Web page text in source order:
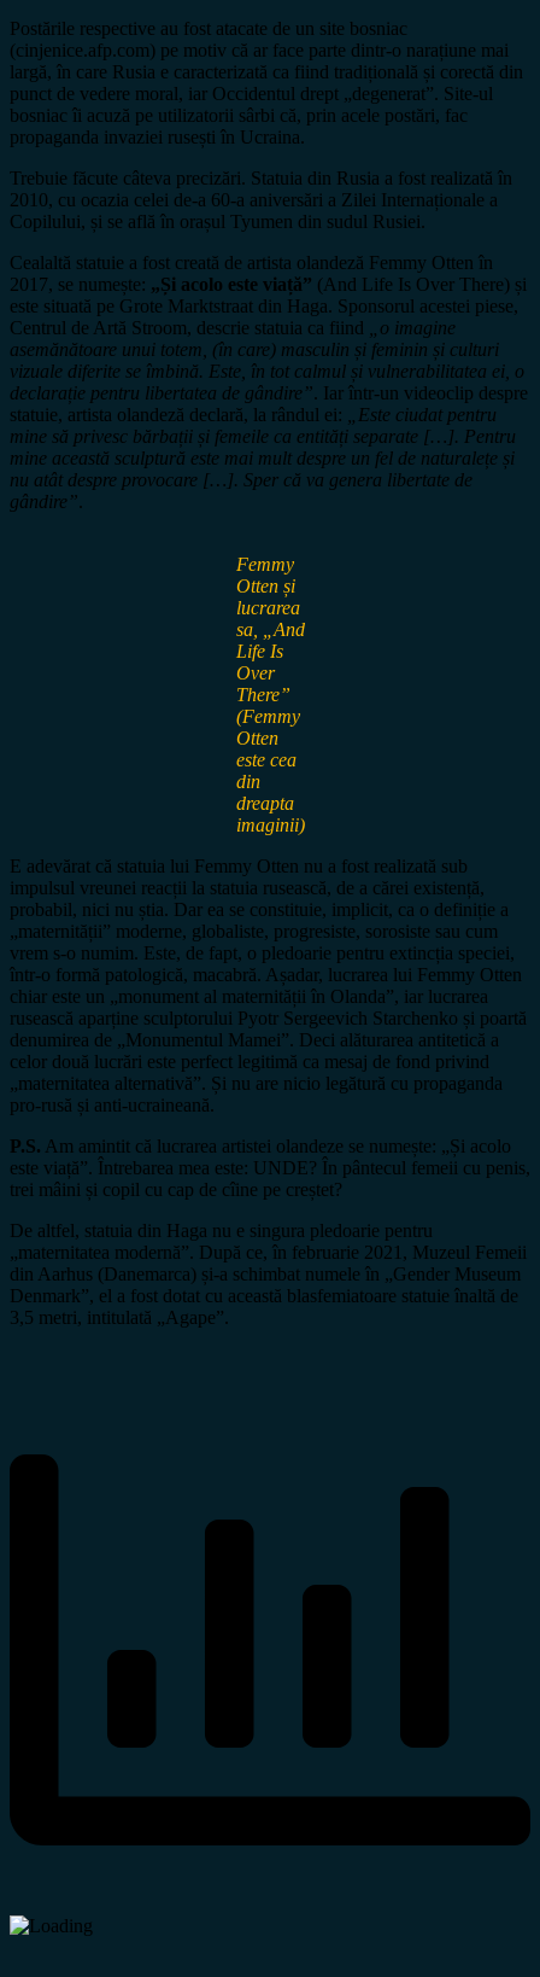
Postările respective au fost atacate de un site bosniac
(cinjenice.afp.com) pe motiv că ar face parte dintr-o narațiune mai
largă, în care Rusia e caracterizată ca fiind tradițională și corectă din
punct de vedere moral, iar Occidentul drept „degenerat”. Site-ul
bosniac îi acuză pe utilizatorii sârbi că, prin acele postări, fac
propaganda invaziei rusești în Ucraina.
Trebuie făcute câteva precizări. Statuia din Rusia a fost realizată în
2010, cu ocazia celei de-a 60-a aniversări a Zilei Internaționale a
Copilului, și se află în orașul Tyumen din sudul Rusiei.
Cealaltă statuie a fost creată de artista olandeză Femmy Otten în
2017, se numește: „Și acolo este viață” (And Life Is Over There) și
este situată pe Grote Marktstraat din Haga. Sponsorul acestei piese,
Centrul de Artă Stroom, descrie statuia ca fiind
„o imagine
asemănătoare unui totem, (în care) masculin și feminin și culturi
vizuale diferite se îmbină. Este, în tot calmul și vulnerabilitatea ei, o
declarație pentru libertatea de gândire”. Iar într-un videoclip despre
statuie, artista olandeză declară, la rândul ei:
„Este ciudat pentru
mine să privesc bărbații și femeile ca entități separate […]. Pentru
mine această sculptură este mai mult despre un fel de naturalețe și
nu atât despre provocare […]. Sper că va genera libertate de
gândire”.
Femmy
Otten și
lucrarea
sa, „And
Life Is
Over
There”
(Femmy
Otten
este cea
din
dreapta
imaginii)
E adevărat că statuia lui Femmy Otten nu a fost realizată sub
impulsul vreunei reacții la statuia rusească, de a cărei existență,
probabil, nici nu știa. Dar ea se constituie, implicit, ca o definiție a
„maternității” moderne, globaliste, progresiste, sorosiste sau cum
vrem s-o numim. Este, de fapt, o pledoarie pentru extincția speciei,
într-o formă patologică, macabră. Așadar, lucrarea lui Femmy Otten
chiar este un „monument al maternității în Olanda”, iar lucrarea
rusească aparține sculptorului Pyotr Sergeevich Starchenko și poartă
denumirea de „Monumentul Mamei”. Deci alăturarea antitetică a
celor două lucrări este perfect legitimă ca mesaj de fond privind
„maternitatea alternativă”. Și nu are nicio legătură cu propaganda
pro-rusă și anti-ucraineană.
P.S. Am amintit că lucrarea artistei olandeze se numește: „Și acolo
este viață”. Întrebarea mea este: UNDE? În pântecul femeii cu penis,
trei mâini și copil cu cap de cîine pe creștet?
De altfel, statuia din Haga nu e singura pledoarie pentru
„maternitatea modernă”. După ce, în februarie 2021, Muzeul Femeii
din Aarhus (Danemarca) și-a schimbat numele în „Gender Museum
Denmark”, el a fost dotat cu această blasfemiatoare statuie înaltă de
3,5 metri, intitulată „Agape”.